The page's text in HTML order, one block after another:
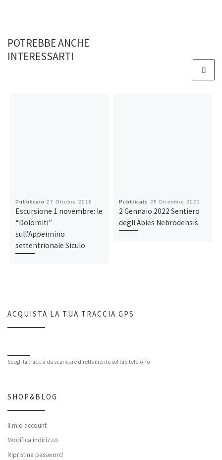
POTREBBE ANCHE
INTERESSARTI
Pubblicato27 Ottobre 2016
Escursione 1 novembre: le
“Dolomiti”
sull’Appennino
settentrionale Siculo.
Pubblicato28 Dicembre 2021
2 Gennaio 2022 Sentiero
degli Abies Nebrodensis
ACQUISTA LA TUA TRACCIA GPS
Scegli la traccia da scaricare direttamente sul tuo telefono
SHOP&BLOG
Il mio account
Modifica indirizzo
Ripristina password